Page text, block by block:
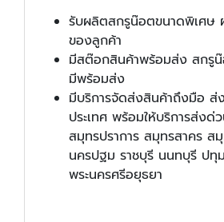
รับผลิตสกรูน๊อตขนาดพิเศษ
ของลูกค้า
มีสต๊อกสินค้าพร้อมส่ง สกรู
มีพร้อมส่ง
มีบริการจัดส่งสินค้าถึงมือ
ประเทศ พร้อมให้บริการส่ง
สมุทรปราการ สมุทรสาคร ส
นครปฐม ราชบุรี นนทบุรี ปทุ
พระนครศรีอยุธยา